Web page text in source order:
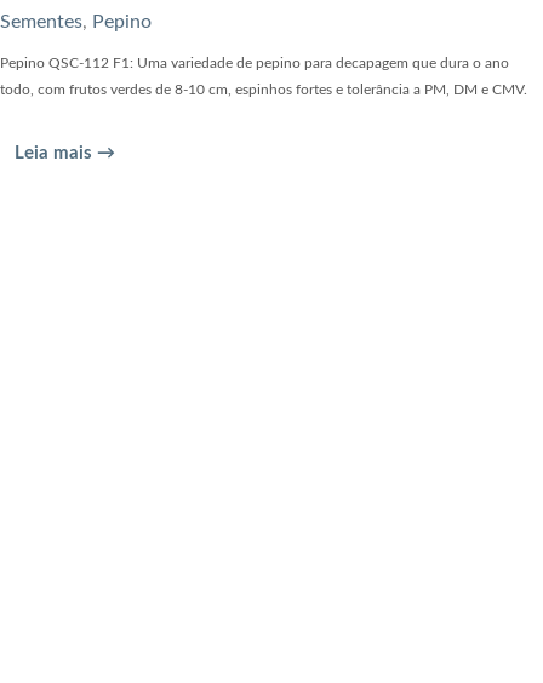
Sementes, Pepino
Pepino QSC-112 F1: Uma variedade de pepino para decapagem que dura o ano
todo, com frutos verdes de 8-10 cm, espinhos fortes e tolerância a PM, DM e CMV.
Leia mais →